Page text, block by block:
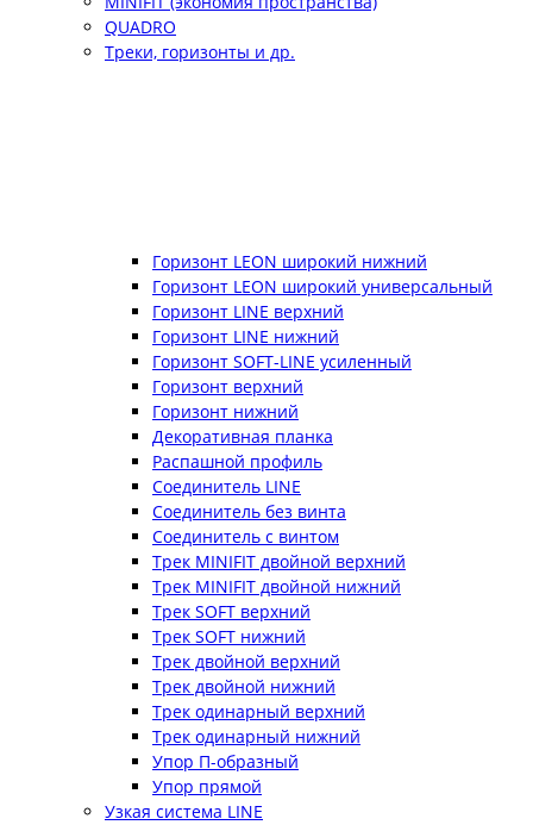
QUADRO
Треки, горизонты и др.
Горизонт LEON широкий нижний
Горизонт LEON широкий универсальный
Горизонт LINE верхний
Горизонт LINE нижний
Горизонт SOFT-LINE усиленный
Горизонт верхний
Горизонт нижний
Декоративная планка
Распашной профиль
Соединитель LINE
Соединитель без винта
Соединитель с винтом
Трек MINIFIT двойной верхний
Трек MINIFIT двойной нижний
Трек SOFT верхний
Трек SOFT нижний
Трек двойной верхний
Трек двойной нижний
Трек одинарный верхний
Трек одинарный нижний
Упор П-образный
Упор прямой
Узкая система LINE